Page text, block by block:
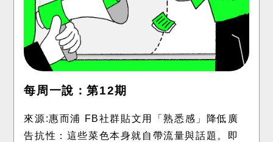
每周一說：第12期
來源:惠而浦 FB社群貼文用「熟悉感」降低廣
告抗性：這些菜色本身就自帶流量與話題。即